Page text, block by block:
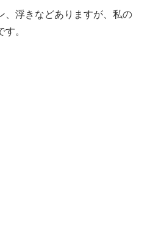
、浮きなどありますが、私の
す。